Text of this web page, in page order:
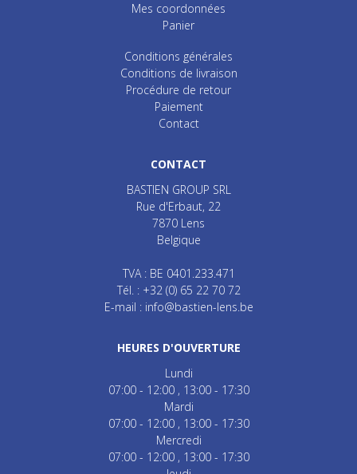
Mes coordonnées
Panier
Conditions générales
Conditions de livraison
Procédure de retour
Paiement
Contact
CONTACT
BASTIEN GROUP SRL
Rue d'Erbaut, 22
7870 Lens
Belgique
TVA : BE 0401.233.471
Tél. : +32 (0) 65 22 70 72
E-mail : info@bastien-lens.be
HEURES D'OUVERTURE
Lundi
07:00 - 12:00
13:00 - 17:30
Mardi
07:00 - 12:00
13:00 - 17:30
Mercredi
07:00 - 12:00
13:00 - 17:30